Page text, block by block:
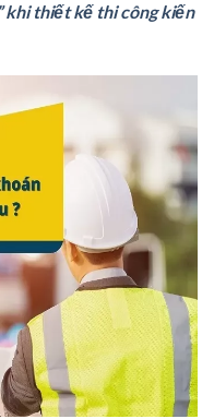
khi thiết kế thi công kiến